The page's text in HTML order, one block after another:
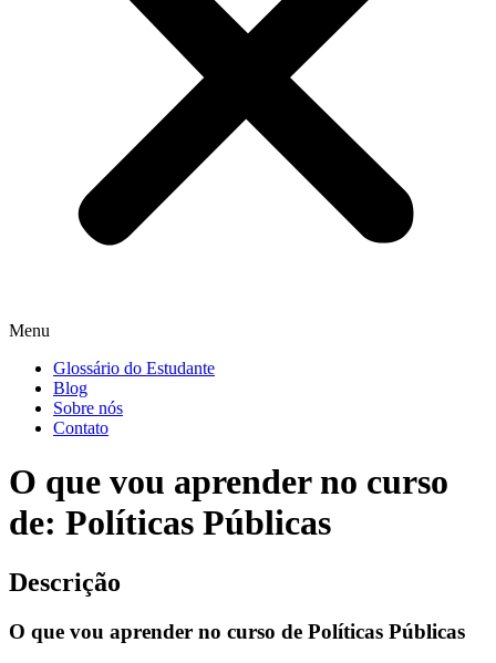
Menu
Glossário do Estudante
Blog
Sobre nós
Contato
O que vou aprender no curso
de: Políticas Públicas
Descrição
O que vou aprender no curso de Políticas Públicas